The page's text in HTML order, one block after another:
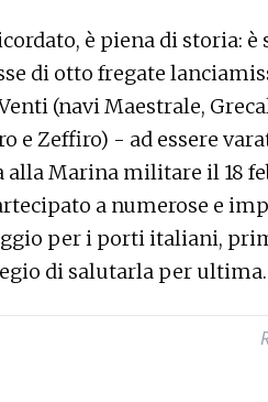
è piena di storia:
di otto fregate
(navi Maestrale,
e Zeffiro) - ad essere
alla Marina militare il 18
a numerose e
per i porti italiani,
di salutarla per ultima.